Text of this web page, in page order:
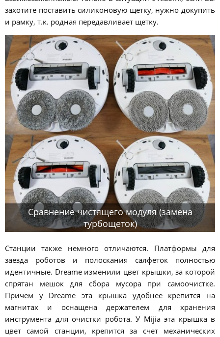
захотите поставить силиконовую щетку, нужно докупить
и рамку, т.к. родная передавливает щетку.
Сравнение чистящего модуля (замена
турбощеток)
Станции также немного отличаются. Платформы для
заезда роботов и полоскания салфеток полностью
идентичные. Dreame изменили цвет крышки, за которой
спрятан мешок для сбора мусора при самоочистке.
Причем у Dreame эта крышка удобнее крепится на
магнитах и оснащена держателем для хранения
инструмента для очистки робота. У Mijia эта крышка в
цвет самой станции, крепится за счет механических